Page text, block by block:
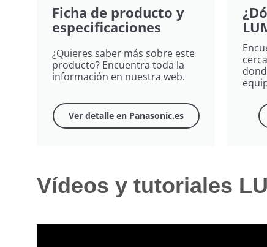
Ficha de producto y
especificaciones
¿Quieres saber más sobre este
producto? Encuentra toda la
información en nuestra web.
Ver detalle en Panasonic.es
Vídeos y tutoriales